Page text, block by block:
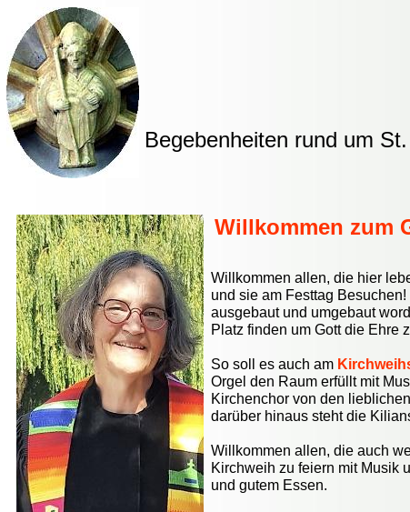
Begebenheiten rund um
Willkommen allen, die hier
und sie am Festtag
ausgebaut und umgebaut
Platz finden um Gott die Ehre
So soll es auch am
Orgel den Raum erfüllt mit
Kirchenchor von den
darüber hinaus steht die
Willkommen allen, die auch
Kirchweih zu feiern mit Musik
und gutem Essen.
Willkommen zum